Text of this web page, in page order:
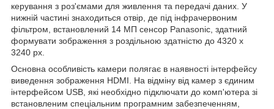
керування з роз'ємами для живлення та передачі даних. У
нижній частині знаходиться отвір, де під інфрачервоним
фільтром, встановлений 14 МП сенсор Panasonic, здатний
формувати зображення з роздільною здатністю до 4320 x
3240 рх.
Основна особливість камери полягає в наявності інтерфейсу
виведення зображення HDMI. На відміну від камер з єдиним
інтерфейсом USB, які необхідно підключати до комп'ютера зі
встановленим спеціальним програмним забезпеченням,